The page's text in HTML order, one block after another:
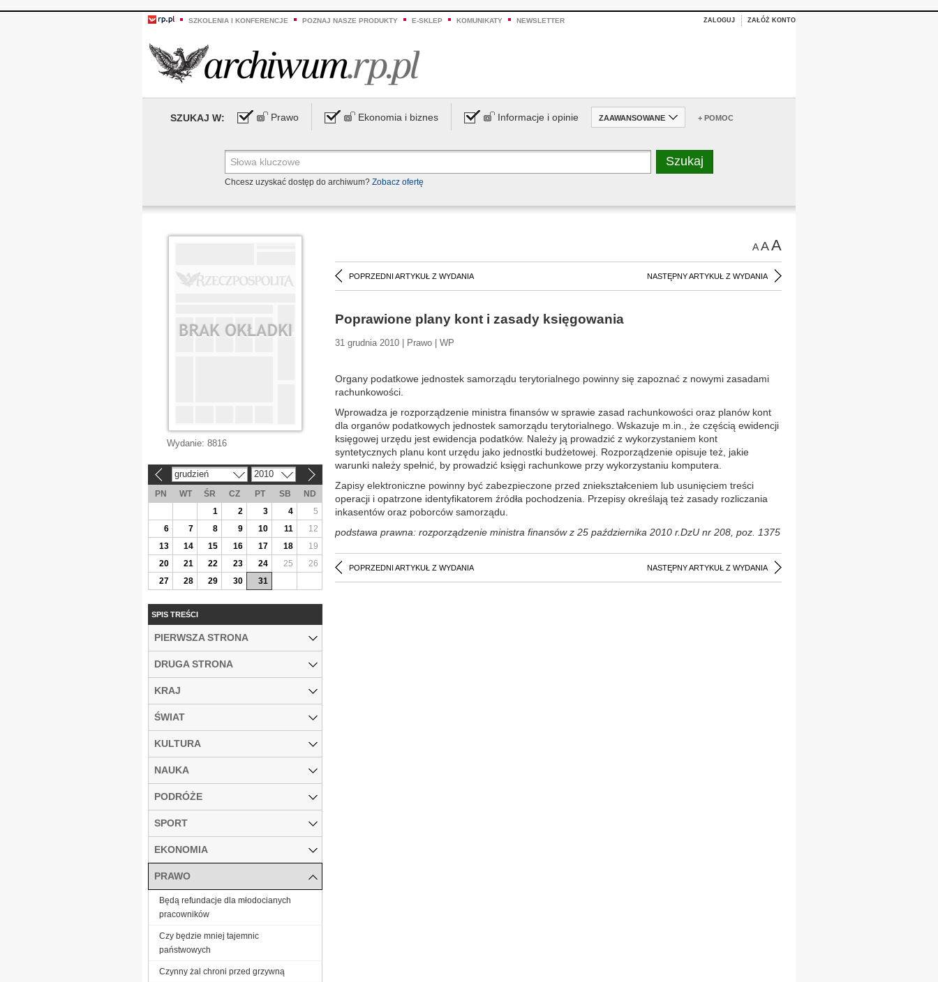
SZKOLENIA I KONFERENCJE POZNAJ NASZE PRODUKTY E-SKLEP KOMUNIKATY NEWSLETTER ZALOGUJ ZAŁÓŻ KONTO
SZUKAJ W: Prawo Ekonomia i biznes Informacje i opinie ZAAWANSOWANE + POMOC
Chcesz uzyskać dostęp do archiwum? Zobacz ofertę
AAA
POPRZEDNI ARTYKUŁ Z WYDANIA NASTĘPNY ARTYKUŁ Z WYDANIA
Poprawione plany kont i zasady księgowania
31 grudnia 2010 | Prawo | WP
Organy podatkowe jednostek samorządu terytorialnego powinny się zapoznać z nowymi zasadami
rachunkowości.
Wprowadza je rozporządzenie ministra finansów w sprawie zasad rachunkowości oraz planów kont
dla organów podatkowych jednostek samorządu terytorialnego. Wskazuje m.in., że częścią ewidencji
księgowej urzędu jest ewidencja podatków. Należy ją prowadzić z wykorzystaniem kont
syntetycznych planu kont urzędu jako jednostki budżetowej. Rozporządzenie opisuje też, jakie
warunki należy spełnić, by prowadzić księgi rachunkowe przy wykorzystaniu komputera.
Zapisy elektroniczne powinny być zabezpieczone przed zniekształceniem lub usunięciem treści
operacji i opatrzone identyfikatorem źródła pochodzenia. Przepisy określają też zasady rozliczania
inkasentów oraz poborców samorządu.
podstawa prawna: rozporządzenie ministra finansów z 25 października 2010 r.DzU nr 208, poz. 1375
POPRZEDNI ARTYKUŁ Z WYDANIA NASTĘPNY ARTYKUŁ Z WYDANIA
Wydanie: 8816
grudzień 2010
PN WT ŚR CZ PT SB
ND
1
2 3 4
5
6
7 8 9 10 11
12
13
14 15 16 17 18
19
20
21 22 23 24 25
26
27
28 29 30 31
SPIS TREŚCI
PIERWSZA STRONA
DRUGA STRONA
KRAJ
ŚWIAT
KULTURA
NAUKA
PODRÓŻE
SPORT
EKONOMIA
PRAWO
Będą refundacje dla młodocianych
pracowników
Czy będzie mniej tajemnic
państwowych
Czynny żal chroni przed grzywną